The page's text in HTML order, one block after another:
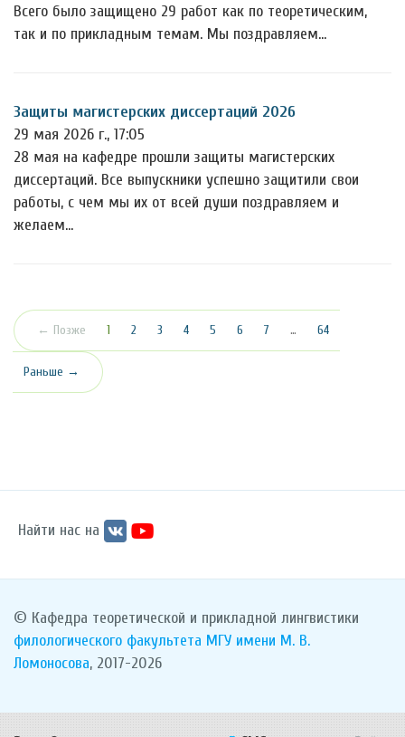
Всего было защищено 29 работ как по теоретическим,
так и по прикладным темам. Мы поздравляем…
Защиты магистерских диссертаций 2026
29 мая 2026 г., 17:05
28 мая на кафедре прошли защиты магистерских
диссертаций. Все выпускники успешно защитили свои
работы, с чем мы их от всей души поздравляем и
желаем…
← Позже 1 (текущая)
2 3 4 5 6 7 … 64
Раньше →
Найти нас на
© Кафедра теоретической и прикладной лингвистики
филологического факультета МГУ имени М. В.
Ломоносова, 2017-2026